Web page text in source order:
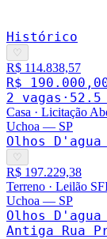
Histórico
♡
R$ 114.838,57
R$
2 vagas · 52.5
Casa · Licitação
Uchoa — SP
Olhos
♡
R$ 197.229,38
Terreno · Leilão
Uchoa — SP
Olhos
Antiga Rua